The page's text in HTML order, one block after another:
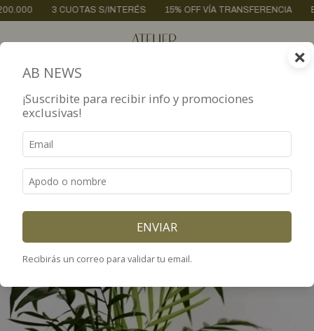
S/INTERÉS 15% OFF VÍA TRANSFERENCIA ENVÍOS A
×
AB NEWS
¡Suscribite para recibir info y promociones
exclusivas!
ENVIAR
Recibirás un correo para validar tu email.